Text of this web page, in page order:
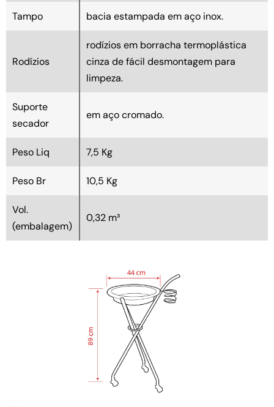
Tampo bacia estampada em aço inox.
Rodízios
rodízios em borracha termoplástica
cinza de fácil desmontagem para
limpeza.
Suporte
secador
em aço cromado.
Peso Liq 7,5 Kg
Peso Br 10,5 Kg
Vol.
(embalagem)
0,32 m³